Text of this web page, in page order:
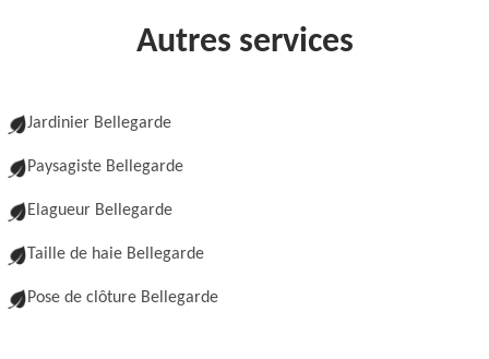
Autres services
Jardinier Bellegarde
Paysagiste Bellegarde
Elagueur Bellegarde
Taille de haie Bellegarde
Pose de clôture Bellegarde